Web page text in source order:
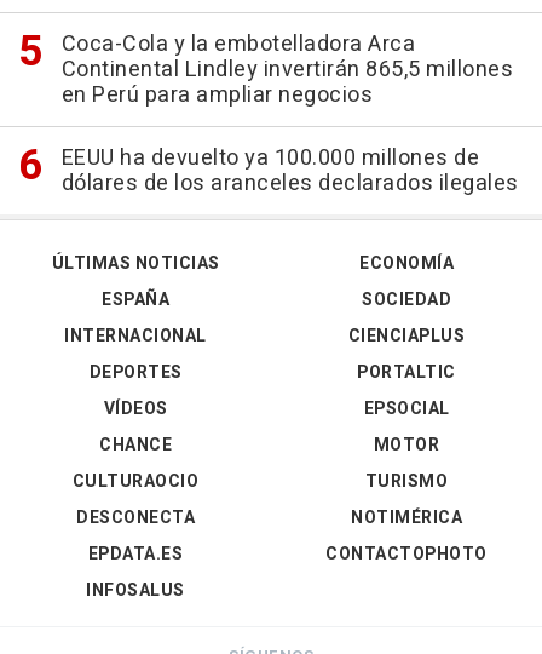
Coca-Cola y la embotelladora Arca
Continental Lindley invertirán 865,5 millones
en Perú para ampliar negocios
EEUU ha devuelto ya 100.000 millones de
dólares de los aranceles declarados ilegales
ÚLTIMAS NOTICIAS
ESPAÑA
INTERNACIONAL
DEPORTES
VÍDEOS
ECONOMÍA
SOCIEDAD
CIENCIAPLUS
PORTALTIC
EPSOCIAL
CHANCE
CULTURAOCIO
DESCONECTA
EPDATA.ES
INFOSALUS
MOTOR
TURISMO
NOTIMÉRICA
CONTACTOPHOTO